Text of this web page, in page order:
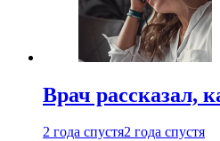
Врач рассказал,
2 года спустя2 года спустя